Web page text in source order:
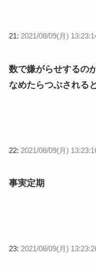
21: 2021/08/09(月)
数で嫌がらせするの
なめたらつぶされる
22: 2021/08/09(月)
事実定期
23: 2021/08/09(月)